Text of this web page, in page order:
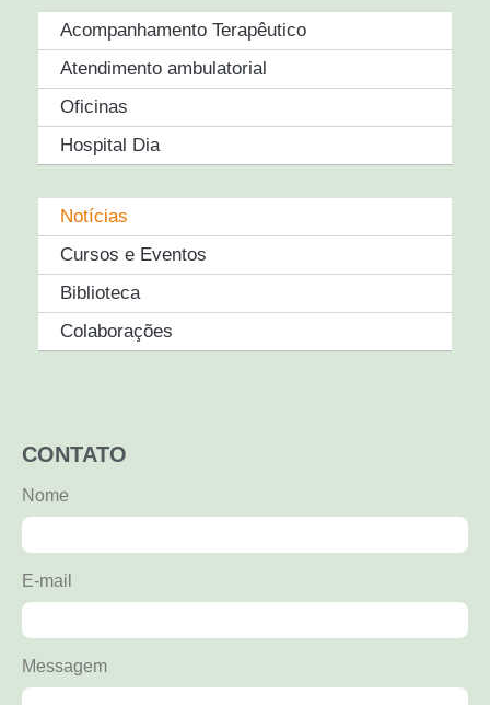
Acompanhamento Terapêutico
Atendimento ambulatorial
Oficinas
Hospital Dia
Notícias
Cursos e Eventos
Biblioteca
Colaborações
CONTATO
Nome
E-mail
Messagem